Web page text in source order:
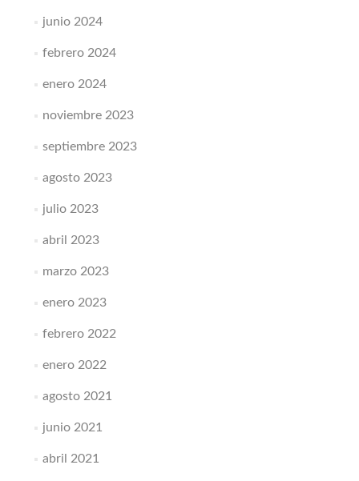
junio 2024
febrero 2024
enero 2024
noviembre 2023
septiembre 2023
agosto 2023
julio 2023
abril 2023
marzo 2023
enero 2023
febrero 2022
enero 2022
agosto 2021
junio 2021
abril 2021